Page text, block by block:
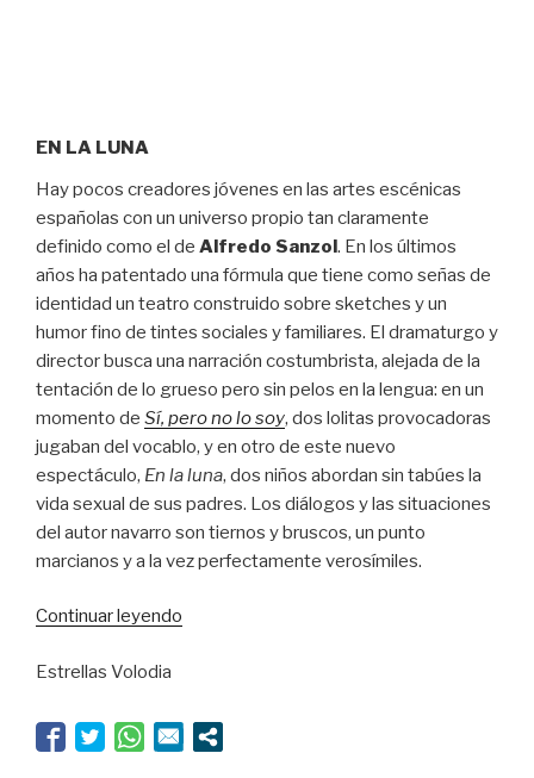
EN LA LUNA
Hay pocos creadores jóvenes en las artes escénicas
españolas con un universo propio tan claramente
definido como el de Alfredo Sanzol. En los últimos
años ha patentado una fórmula que tiene como señas de
identidad un teatro construido sobre sketches y un
humor fino de tintes sociales y familiares. El dramaturgo y
director busca una narración costumbrista, alejada de la
tentación de lo grueso pero sin pelos en la lengua: en un
momento de Sí, pero no lo soy, dos lolitas provocadoras
jugaban del vocablo, y en otro de este nuevo
espectáculo, En la luna, dos niños abordan sin tabúes la
vida sexual de sus padres. Los diálogos y las situaciones
del autor navarro son tiernos y bruscos, un punto
marcianos y a la vez perfectamente verosímiles.
Continuar leyendo
Estrellas Volodia